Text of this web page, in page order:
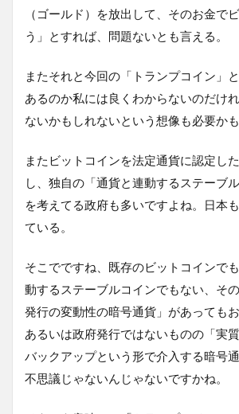
（ゴールド）を放出して、そのお金で
う」とすれば、問題ないとも言える。
またそれと今回の「トランプコイン」
あるのか私には良くわからないのだけ
ないかもしれないという想像も必要かも
またビットコインを法定通貨に認定し
し、独自の「通貨と連動するステーブ
を考えてる政府も多いですよね。日本
ている。
そこでですね、既存のビットコインで
動するステーブルコインでもない、そ
発行の変動性の暗号通貨」があってもお
あるいは政府発行ではないものの「実
バックアップという形で介入する暗号
不思議じゃないんじゃないですかね。